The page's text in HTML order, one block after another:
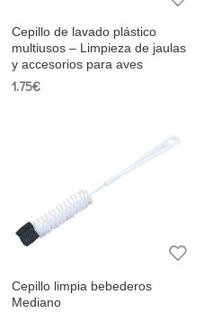
Cepillo de lavado plástico
multiusos – Limpieza de jaulas
y accesorios para aves
1.75€
Cepillo limpia bebederos
Mediano